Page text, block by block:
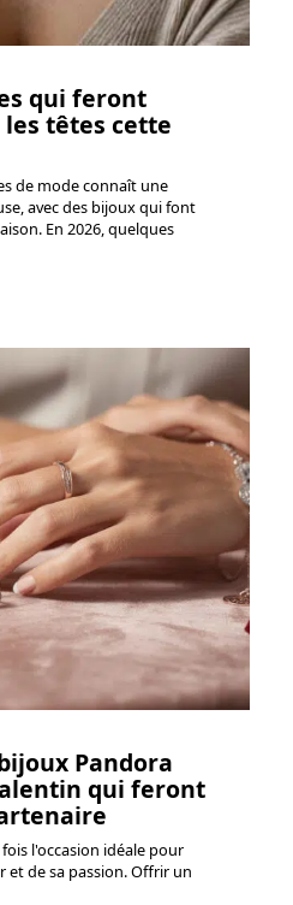
qui feront
têtes cette
de mode connaît une
avec des bijoux qui font
En 2026, quelques
Pandora
qui feront
l'occasion idéale pour
de sa passion. Offrir un